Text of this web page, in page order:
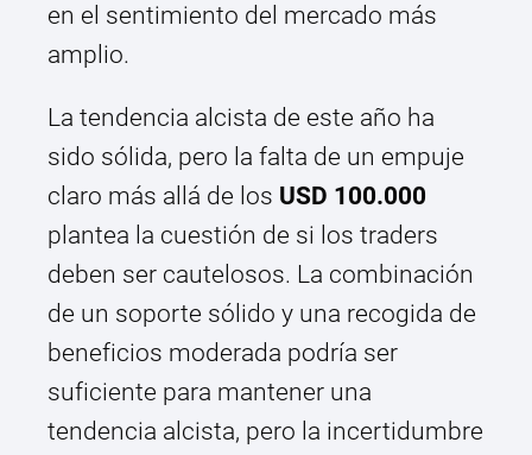
en el sentimiento del mercado más
amplio.
La tendencia alcista de este año ha
sido sólida, pero la falta de un empuje
claro más allá de los USD 100.000
plantea la cuestión de si los traders
deben ser cautelosos. La combinación
de un soporte sólido y una recogida de
beneficios moderada podría ser
suficiente para mantener una
tendencia alcista, pero la incertidumbre